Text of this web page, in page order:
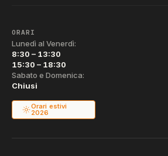
ORARI
Lunedì al Venerdì:
8:30 – 13:30
15:30 – 18:30
Sabato e Domenica:
Chiusi
Orari estivi
2026